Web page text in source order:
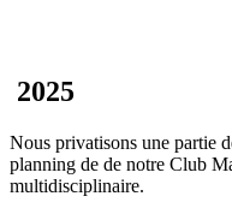
2025
Nous privatisons une partie
planning de de notre Club
multidisciplinaire.